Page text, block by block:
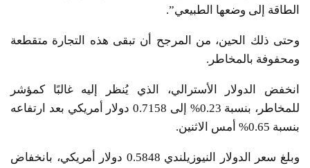
الطاقة إلى وضعها الطبيعي”.
وحتى ذلك الحين، من المرجح أن تبقى هذه التجارة متقطعة
ومحفوفة بالمخاطر.
انخفض الدولار الأسترالي، الذي يُنظر إليه غالبًا كمؤشر
للمخاطر، بنسبة 0.23% إلى 0.7158 دولار أمريكي بعد ارتفاعه
بنسبة 0.65% أمس الاثنين.
وبلغ سعر الدولار النيوزيلندي 0.5848 دولار أمريكي، بانخفاض